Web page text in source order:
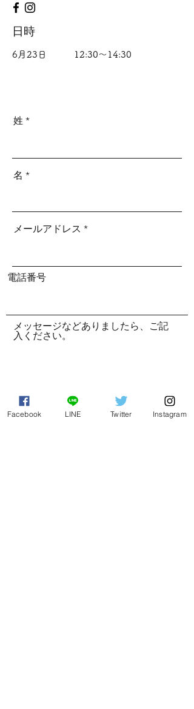
日時
6月23日 12:30～14:30
姓
名
メールアドレス
電話番号
メッセージなどありましたら、ご記
入ください。
今後のイベントの案内を希望しない。
Facebook LINE Twitter Instagram